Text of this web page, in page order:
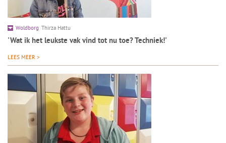
Woldborg Thirza Hattu
'Wat ik het leukste vak vind tot nu toe? Techniek!'
LEES MEER >